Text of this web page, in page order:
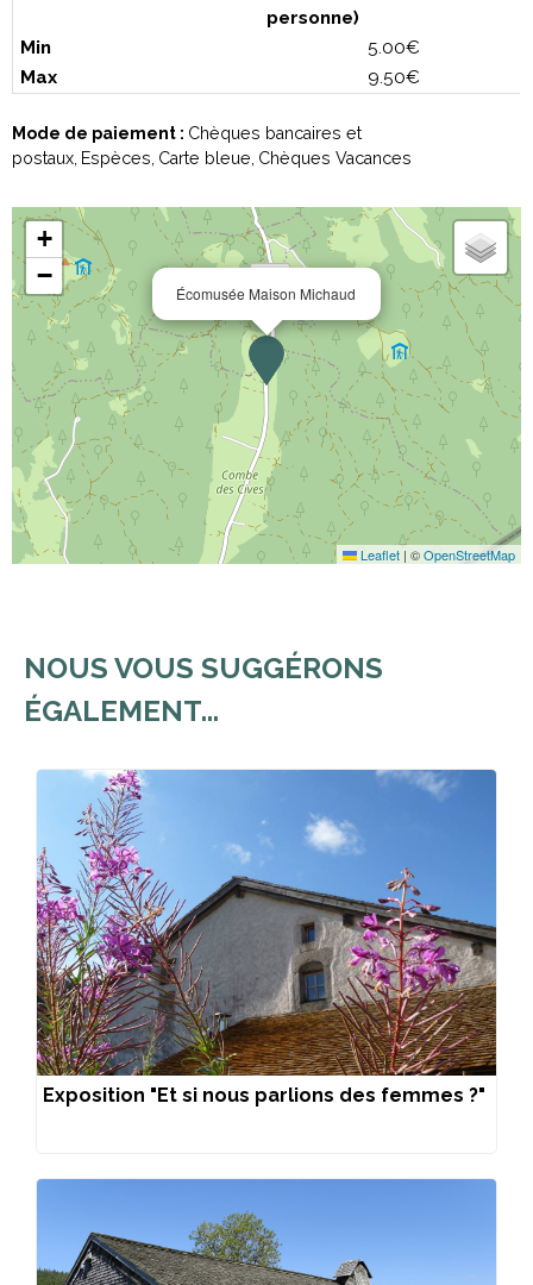
personne)
5.00€
9.50€
Mode de paiement : Chèques bancaires et
postaux Espèces Carte bleue Chèques Vacances
Écomusée Maison Michaud
+
−
Leaflet | ©OpenStreetMap
NOUS VOUS SUGGÉRONS
ÉGALEMENT...
Exposition "Et si nous parlions des femmes ?"